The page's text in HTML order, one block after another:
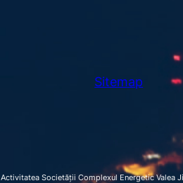
Sitemap
Activitatea Societății Complexul Energetic Valea